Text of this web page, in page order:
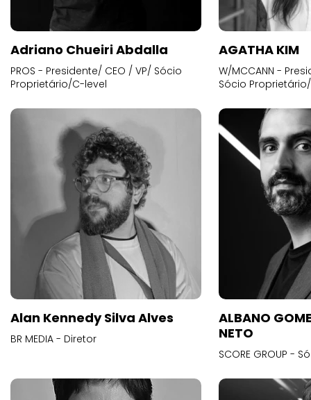
Adriano Chueiri Abdalla
PROS - Presidente/ CEO / VP/ Sócio
Proprietário/C-level
AGATHA KIM
W/MCCANN -
Sócio
Alan Kennedy Silva Alves
BR MEDIA - Diretor
ALBANO
NETO
SCORE GROUP -